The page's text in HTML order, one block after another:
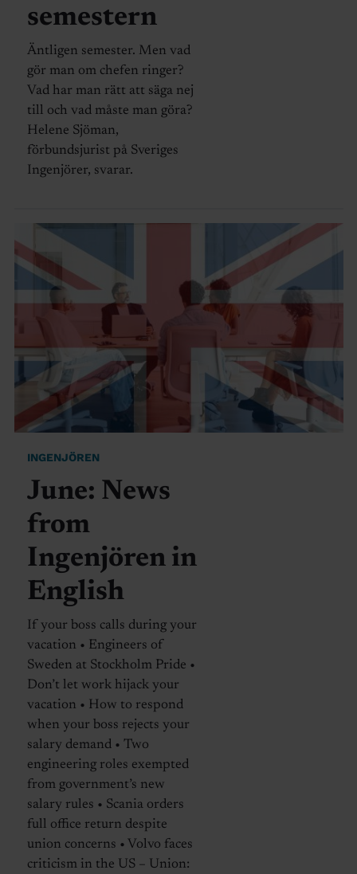
semestern
Äntligen semester. Men vad
gör man om chefen ringer?
Vad har man rätt att säga nej
till och vad måste man göra?
Helene Sjöman,
förbundsjurist på Sveriges
Ingenjörer, svarar.
INGENJÖREN
June: News
from
Ingenjören in
English
If your boss calls during your
vacation • Engineers of
Sweden at Stockholm Pride •
Don’t let work hijack your
vacation • How to respond
when your boss rejects your
salary demand • Two
engineering roles exempted
from government’s new
salary rules • Scania orders
full office return despite
union concerns • Volvo faces
criticism in the US – Union: